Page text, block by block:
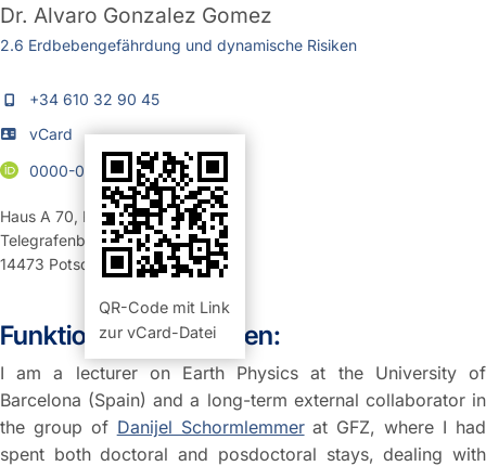
Dr. Alvaro Gonzalez Gomez
2.6 Erdbebengefährdung und dynamische Risiken
+34 610 32 90 45
vCard
QR-Code mit Link
zur vCard-Datei
0000-0002-9300-4283
Haus A 70, Raum 207 (Büro)
Telegrafenberg
14473 Potsdam
Funktion und Aufgaben:
I am a lecturer on Earth Physics at the University of
Barcelona (Spain) and a long-term external collaborator in
the group of Danijel Schormlemmerat GFZ, where I had
spent both doctoral and posdoctoral stays, dealing with